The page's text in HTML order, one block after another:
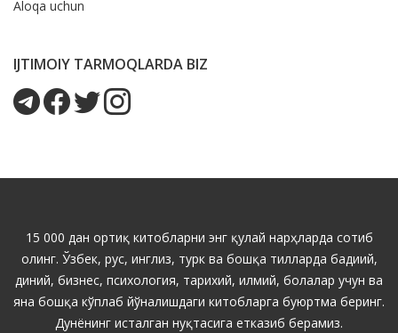
Aloqa uchun
IJTIMOIY TARMOQLARDA BIZ
15 000 дан ортиқ китобларни энг қулай нарҳларда сотиб
олинг. Ўзбек, рус, инглиз, турк ва бошқа тилларда бадиий,
диний, бизнес, психология, тарихий, илмий, болалар учун ва
яна бошқа кўплаб йўналишдаги китобларга буюртма беринг.
Дунёнинг исталган нуқтасига етказиб берамиз.